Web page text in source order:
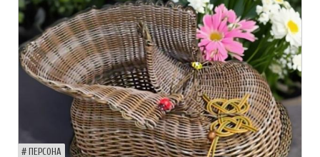
ПЕРСОНА